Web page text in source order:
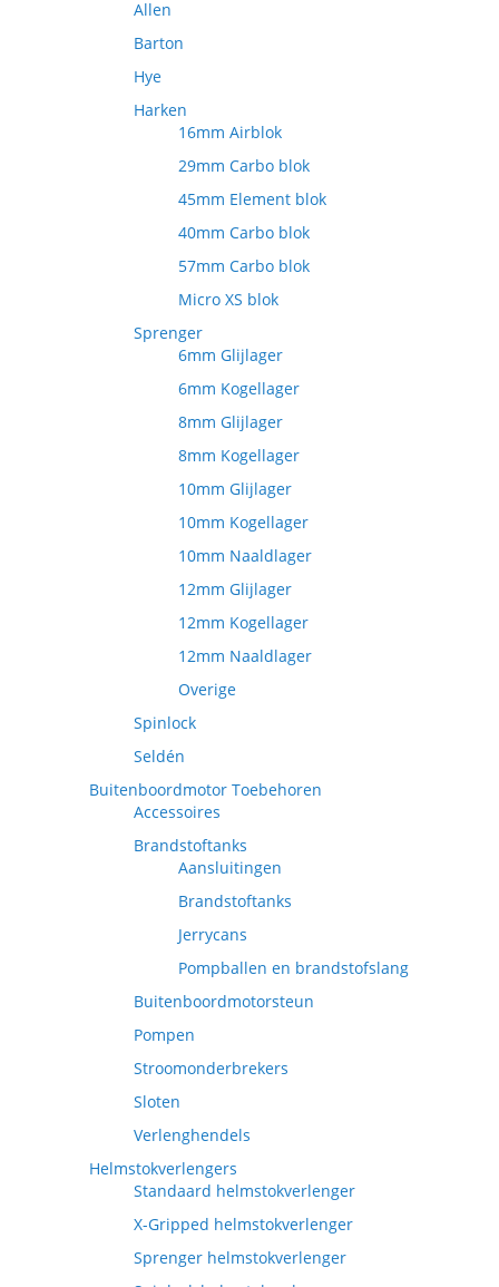
Allen
Barton
Hye
Harken
16mm Airblok
29mm Carbo blok
45mm Element blok
40mm Carbo blok
57mm Carbo blok
Micro XS blok
Sprenger
6mm Glijlager
6mm Kogellager
8mm Glijlager
8mm Kogellager
10mm Glijlager
10mm Kogellager
10mm Naaldlager
12mm Glijlager
12mm Kogellager
12mm Naaldlager
Overige
Spinlock
Seldén
Buitenboordmotor Toebehoren
Accessoires
Brandstoftanks
Aansluitingen
Brandstoftanks
Jerrycans
Pompballen en brandstofslang
Buitenboordmotorsteun
Pompen
Stroomonderbrekers
Sloten
Verlenghendels
Helmstokverlengers
Standaard helmstokverlenger
X-Gripped helmstokverlenger
Sprenger helmstokverlenger